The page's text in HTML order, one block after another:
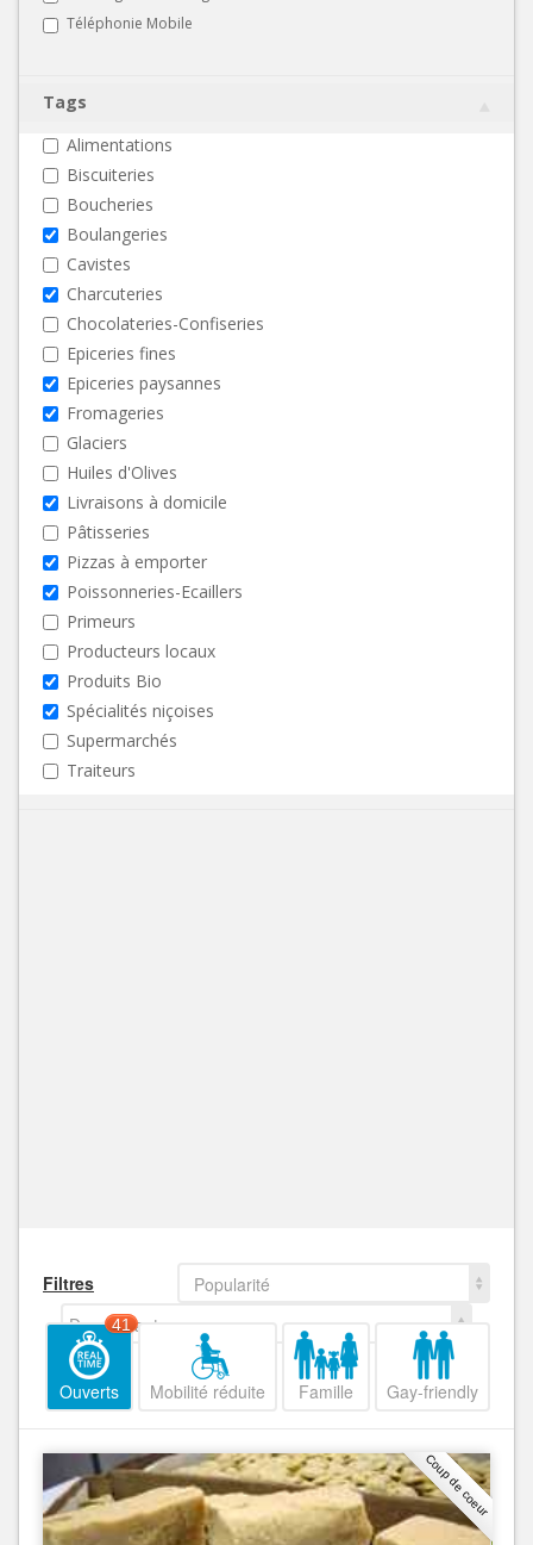
Téléphonie Mobile
Tags
Alimentations
Biscuiteries
Boucheries
Boulangeries
Cavistes
Charcuteries
Chocolateries-Confiseries
Epiceries fines
Epiceries paysannes
Fromageries
Glaciers
Huiles d'Olives
Livraisons à domicile
Pâtisseries
Pizzas à emporter
Poissonneries-Ecaillers
Primeurs
Producteurs locaux
Produits Bio
Spécialités niçoises
Supermarchés
Traiteurs
Filtres
Popularité
Decroissant
Ouverts
41
Mobilité réduite Famille Gay-friendly
Coup de coeur